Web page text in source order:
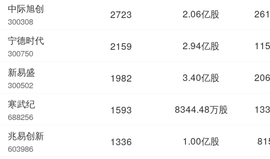
中际旭创
300308
宁德时代
300750
新易盛
300502
寒武纪
688256
兆易创新
603986
2723 2.06亿股
2159 2.94亿股
1982 3.40亿股
1593 8344.48万股
1336 1.00亿股